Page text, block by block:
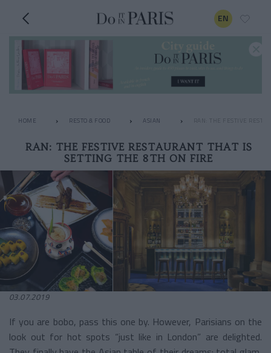
EN
HOME RESTO & FOOD ASIAN RAN: THE FESTIVE
RAN: THE FESTIVE RESTAURANT THAT IS
SETTING THE 8TH ON FIRE
03.07.2019
If you are bobo, pass this one by. However, Parisians on the
look out for hot spots “just like in London” are delighted.